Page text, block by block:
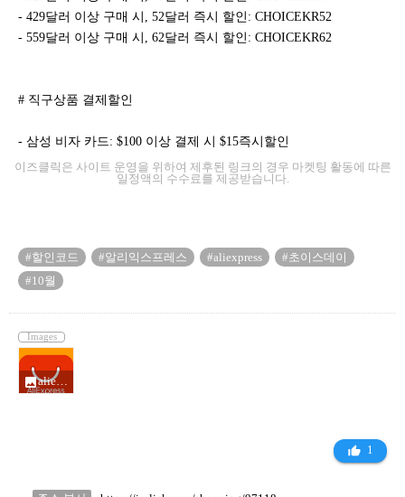
- 429달러 이상 구매 시, 52달러 즉시 할인: CHOICEKR52
- 559달러 이상 구매 시, 62달러 즉시 할인: CHOICEKR62
# 직구상품 결제할인
- 삼성 비자 카드: $100 이상 결제 시 $15즉시할인
이즈클릭은 사이트 운영을 위하여 제후된 링크의 경우 마켓팅 활동에 따른
일정액의 수수료를 제공받습니다.
#할인코드 #알리익스프레스 #aliexpress
#초이스데이
#10월
Images
photoaliexpress_14473144.jpg
thumb_up_alt 1